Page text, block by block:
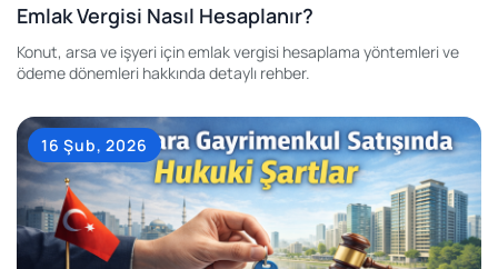
Emlak Vergisi Nasıl Hesaplanır?
Konut, arsa ve işyeri için emlak vergisi hesaplama yöntemleri ve
ödeme dönemleri hakkında detaylı rehber.
16 Şub, 2026